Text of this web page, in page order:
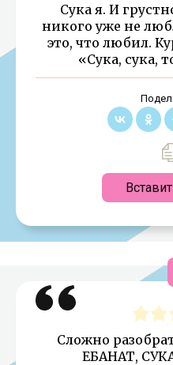
Сука я. И
никого уже не
это, что любил.
«Сука, сука,
Сложно
ЕБАНАТ,